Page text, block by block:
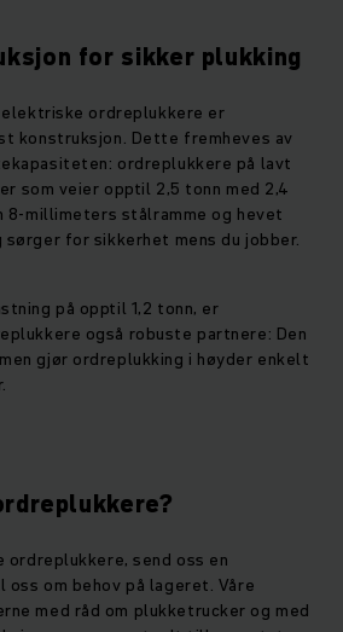
for sikker plukking
ordreplukkere er
konstruksjon. Dette fremheves av
ordreplukkere på lavt
som veier opptil 2,5 tonn med 2,4
8-millimeters stålramme og hevet
for sikkerhet mens du jobber.
på opptil 1,2 tonn, er
også robuste partnere: Den
gjør ordreplukking i høyder enkelt
ordreplukkere, send oss en
om behov på lageret. Våre
med råd om plukketrucker og med